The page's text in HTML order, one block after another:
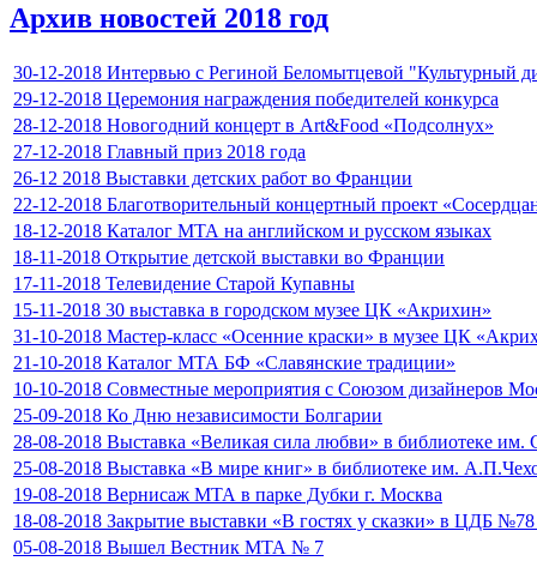
Архив новостей 2018 год
30-12-2018 Интервью с Региной Беломытцевой "Культурный
29-12-2018 Церемония награждения победителей конкурса
28-12-2018 Новогодний концерт в Art&Food «Подсолнух»
27-12-2018 Главный приз 2018 года
26-12 2018 Выставки детских работ во Франции
22-12-2018 Благотворительный концертный проект
18-12-2018 Каталог МТА на английском и русском языках
18-11-2018 Открытие детской выставки во Франции
17-11-2018 Телевидение Старой Купавны
15-11-2018 30 выставка в городском музее ЦК «Акрихин»
31-10-2018 Мастер-класс «Осенние краски» в музее ЦК
21-10-2018 Каталог МТА БФ «Славянские традиции»
10-10-2018 Совместные мероприятия с Союзом дизайнеров
25-09-2018 Ко Дню независимости Болгарии
28-08-2018 Выставка «Великая сила любви» в библиотеке им.
25-08-2018 Выставка «В мире книг» в библиотеке им.
19-08-2018 Вернисаж МТА в парке Дубки г. Москва
18-08-2018 Закрытие выставки «В гостях у сказки» в ЦДБ
05-08-2018 Вышел Вестник МТА № 7